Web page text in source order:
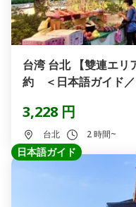
台湾 台北 【雙連エリ
約 ＜日本語ガイド
3,228 円
台北 2 時間~
日本語ガイド